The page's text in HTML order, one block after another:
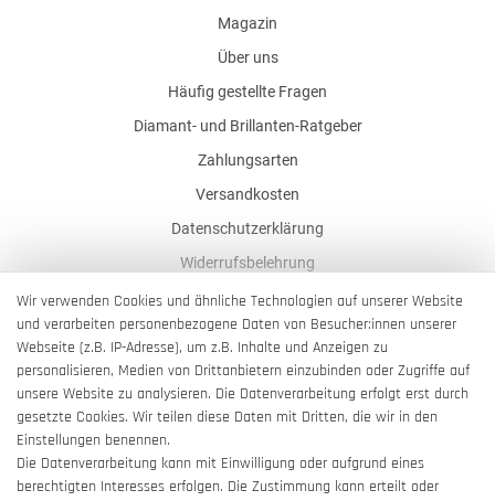
Magazin
Über uns
Häufig gestellte Fragen
Diamant- und Brillanten-Ratgeber
Zahlungsarten
Versandkosten
Datenschutzerklärung
Widerrufsbelehrung
AGB
Impressum
Barrierefreiheitserklärung
Vertrag widerrufen
Wir verwenden Cookies und ähnliche Technologien auf unserer Website
und verarbeiten personenbezogene Daten von Besucher:innen unserer
Webseite (z.B. IP-Adresse), um z.B. Inhalte und Anzeigen zu
personalisieren, Medien von Drittanbietern einzubinden oder Zugriffe auf
unsere Website zu analysieren. Die Datenverarbeitung erfolgt erst durch
gesetzte Cookies. Wir teilen diese Daten mit Dritten, die wir in den
Einstellungen benennen.
Die Datenverarbeitung kann mit Einwilligung oder aufgrund eines
berechtigten Interesses erfolgen. Die Zustimmung kann erteilt oder